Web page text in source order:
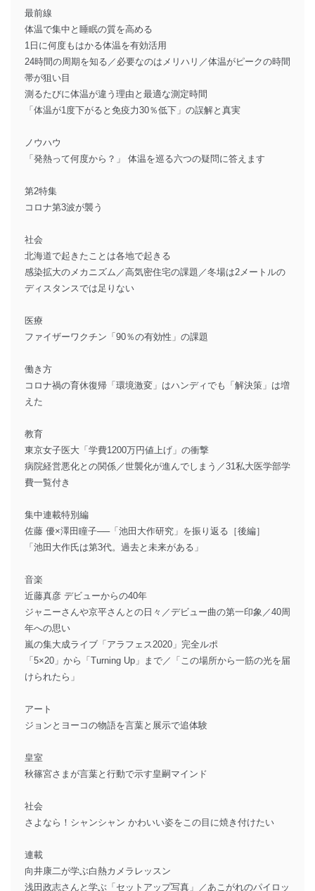
最前線
体温で集中と睡眠の質を高める
1日に何度もはかる体温を有効活用
24時間の周期を知る／必要なのはメリハリ／体温がピークの時間
帯が狙い目
測るたびに体温が違う理由と最適な測定時間
「体温が1度下がると免疫力30％低下」の誤解と真実
ノウハウ
「発熱って何度から？」 体温を巡る六つの疑問に答えます
第2特集
コロナ第3波が襲う
社会
北海道で起きたことは各地で起きる
感染拡大のメカニズム／高気密住宅の課題／冬場は2メートルの
ディスタンスでは足りない
医療
ファイザーワクチン「90％の有効性」の課題
働き方
コロナ禍の育休復帰「環境激変」はハンディでも「解決策」は増
えた
教育
東京女子医大「学費1200万円値上げ」の衝撃
病院経営悪化との関係／世襲化が進んでしまう／31私大医学部学
費一覧付き
集中連載特別編
佐藤 優×澤田瞳子──「池田大作研究」を振り返る［後編］
「池田大作氏は第3代。過去と未来がある」
音楽
近藤真彦 デビューからの40年
ジャニーさんや京平さんとの日々／デビュー曲の第一印象／40周
年への思い
嵐の集大成ライブ「アラフェス2020」完全ルポ
「5×20」から「Turning Up」まで／「この場所から一筋の光を届
けられたら」
アート
ジョンとヨーコの物語を言葉と展示で追体験
皇室
秋篠宮さまが言葉と行動で示す皇嗣マインド
社会
さよなら！シャンシャン かわいい姿をこの目に焼き付けたい
連載
向井康二が学ぶ白熱カメラレッスン
浅田政志さんと学ぶ「セットアップ写真」／あこがれのパイロッ